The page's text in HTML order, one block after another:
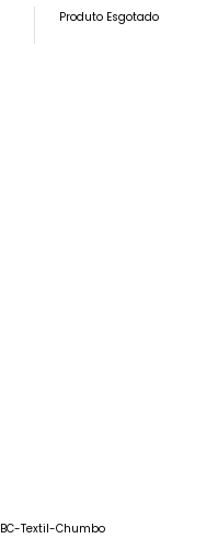
Produto Esgotado